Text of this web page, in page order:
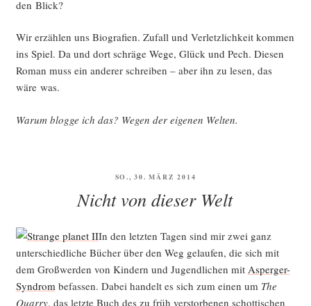
den Blick?
Wir erzäh­len uns Bio­gra­fien. Zufall und Ver­letz­lich­keit kom­men
ins Spiel. Da und dort schrä­ge Wege, Glück und Pech. Die­sen
Roman muss ein ande­rer schrei­ben – aber ihn zu lesen, das
wäre was.
War­um blog­ge ich das? Wegen der eige­nen Welten.
VERÖFFENTLICHT
SO., 30. MÄRZ 2014
Nicht von dieser Welt
In den letz­ten Tagen sind mir zwei ganz
unter­schied­li­che Bücher über den Weg gelau­fen, die sich mit
dem Groß­wer­den von Kin­dern und Jugend­li­chen mit Asper­ger-
Syn­drombefas­sen. Dabei han­delt es sich zum einen um The
Quar­ry, das letz­te Buch des zu früh ver­stor­be­nen schot­ti­schen